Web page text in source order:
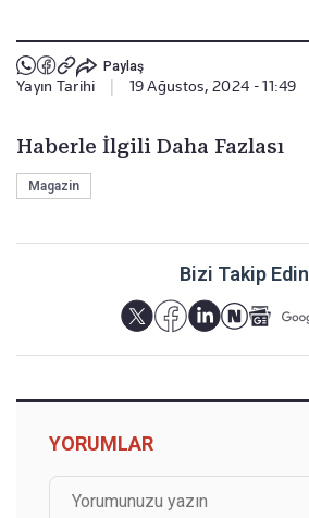
Paylaş
Yayın Tarihi 19 Ağustos, 2024 - 11:49
Haberle İlgili Daha Fazlası
Magazin
Bizi Takip Edin
YORUMLAR